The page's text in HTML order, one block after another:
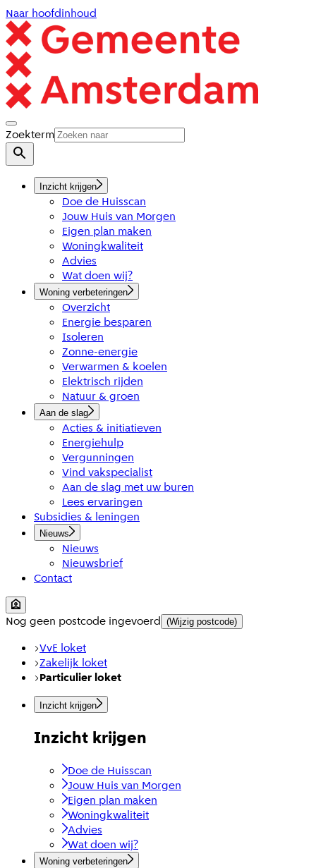
Naar hoofdinhoud
Zoekterm
Inzicht krijgen
Doe de Huisscan
Jouw Huis van Morgen
Eigen plan maken
Woningkwaliteit
Advies
Wat doen wij?
Woning verbeteringen
Overzicht
Energie besparen
Isoleren
Zonne-energie
Verwarmen & koelen
Elektrisch rijden
Natuur & groen
Aan de slag
Acties & initiatieven
Energiehulp
Vergunningen
Vind vakspecialist
Aan de slag met uw buren
Lees ervaringen
Subsidies & leningen
Nieuws
Nieuws
Nieuwsbrief
Contact
Nog geen postcode ingevoerd (Wijzig postcode)
VvE loket
Zakelijk loket
Particulier loket
Inzicht krijgen
Inzicht krijgen
Doe de Huisscan
Jouw Huis van Morgen
Eigen plan maken
Woningkwaliteit
Advies
Wat doen wij?
Woning verbeteringen